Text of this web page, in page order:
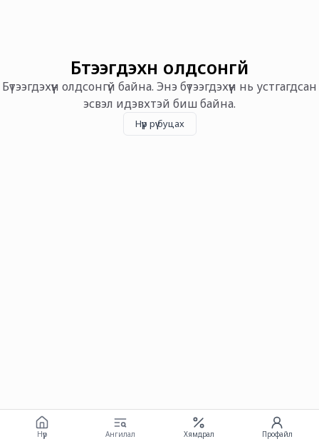
Бүтээгдэхүүн олдсонгүй
Бүтээгдэхүүн олдсонгүй байна. Энэ бүтээгдэхүүн нь устгагдсан
эсвэл идэвхтэй биш байна.
Нүүр рүү буцах
Нүүр Ангилал Хямдрал Профайл